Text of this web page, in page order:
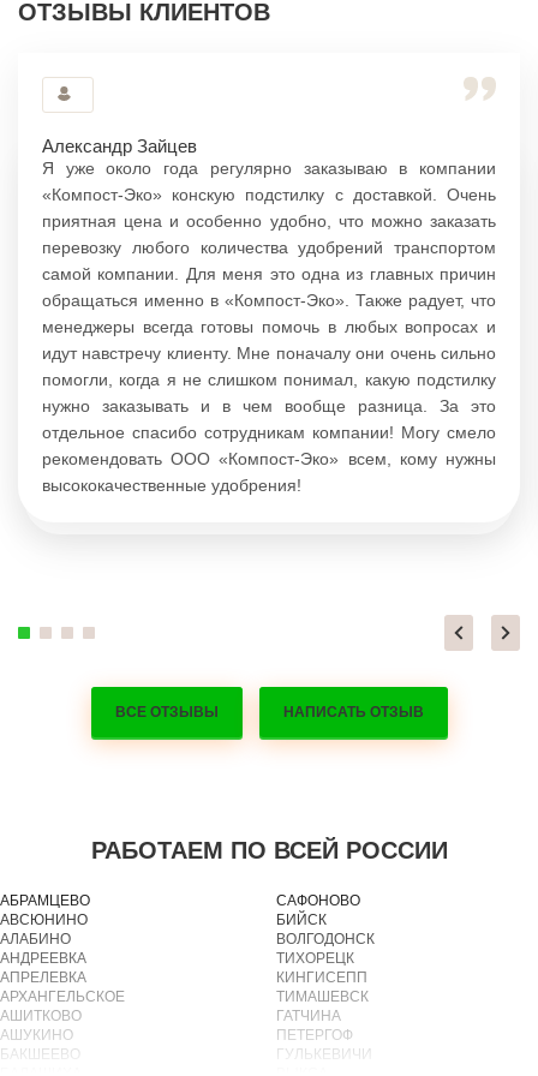
ОТЗЫВЫ КЛИЕНТОВ
Александр Зайцев
Я уже около года регулярно заказываю в компании
«Компост-Эко» конскую подстилку с доставкой. Очень
приятная цена и особенно удобно, что можно заказать
перевозку любого количества удобрений транспортом
самой компании. Для меня это одна из главных причин
обращаться именно в «Компост-Эко». Также радует, что
менеджеры всегда готовы помочь в любых вопросах и
идут навстречу клиенту. Мне поначалу они очень сильно
помогли, когда я не слишком понимал, какую подстилку
нужно заказывать и в чем вообще разница. За это
отдельное спасибо сотрудникам компании! Могу смело
рекомендовать ООО «Компост-Эко» всем, кому нужны
высококачественные удобрения!
ВСЕ ОТЗЫВЫ НАПИСАТЬ ОТЗЫВ
РАБОТАЕМ ПО ВСЕЙ РОССИИ
АБРАМЦЕВО
АВСЮНИНО
АЛАБИНО
АНДРЕЕВКА
АПРЕЛЕВКА
АРХАНГЕЛЬСКОЕ
АШИТКОВО
АШУКИНО
БАКШЕЕВО
САФОНОВО
БИЙСК
ВОЛГОДОНСК
ТИХОРЕЦК
КИНГИСЕПП
ТИМАШЕВСК
ГАТЧИНА
ПЕТЕРГОФ
ГУЛЬКЕВИЧИ